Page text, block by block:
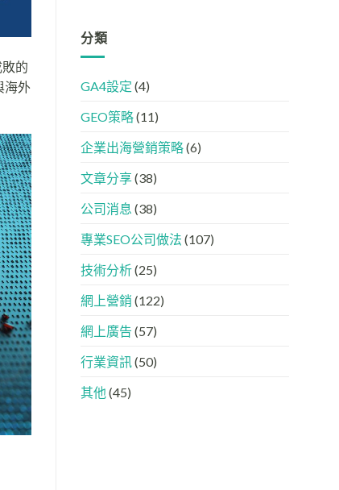
的
海外
Threads、
內
分
出
一
看
懂
AISEO
AEO
實
做
經
化
GEO
時
下，
牌
何
入
AI
的
「信
名
分類
GA4設定 (4)
GEO策略(11)
企業出海營銷策略(6)
文章分享(38)
公司消息 (38)
專業SEO公司做法 (107)
技術分析(25)
網上營銷 (122)
網上廣告 (57)
行業資訊(50)
其他 (45)